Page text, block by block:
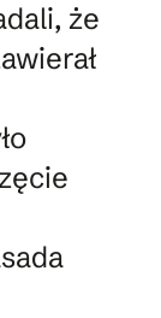
że